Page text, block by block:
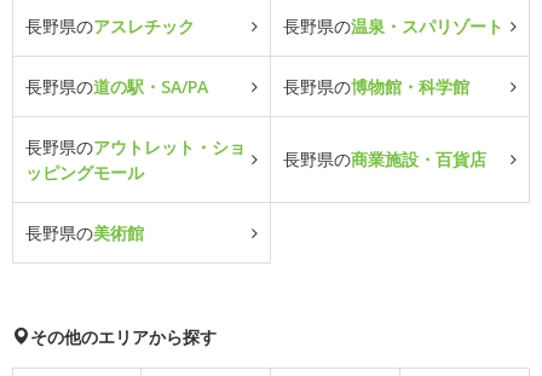
長野県のアスレチック 長野県の温泉・スパリゾート
長野県の道の駅・SA/PA 長野県の博物館・科学館
長野県のアウトレット・ショ
ッピングモール
長野県の商業施設・百貨店
長野県の美術館
その他のエリアから探す